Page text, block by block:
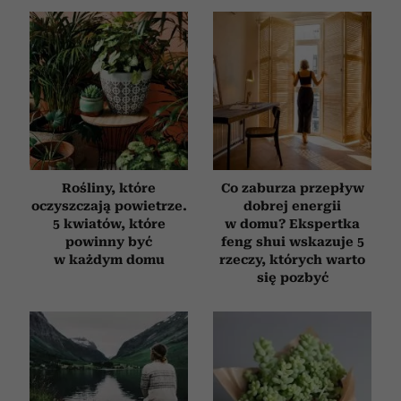
Rośliny, które
oczyszczają powietrze.
5 kwiatów, które
powinny być
w każdym domu
Co zaburza przepływ
dobrej energii
w domu? Ekspertka
feng shui wskazuje 5
rzeczy, których warto
się pozbyć